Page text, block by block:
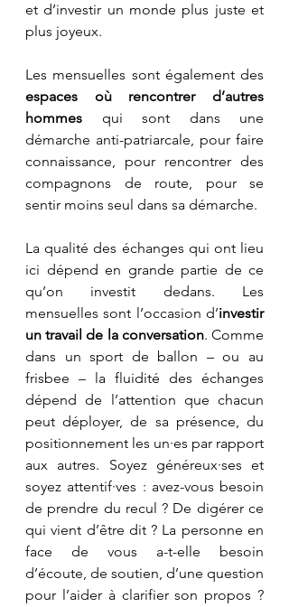
et d’investir un monde plus juste et
plus joyeux.
espaces où rencontrer d’autres
hommes qui sont dans une
démarche anti-patriarcale, pour faire
connaissance, pour rencontrer des
compagnons de route, pour se
sentir moins seul dans sa démarche.
La qualité des échanges qui ont lieu
ici dépend en grande partie de ce
qu’on investit dedans. Les
mensuelles sont l’occasion d’investir
un travail de la conversation. Comme
dans un sport de ballon – ou au
frisbee – la fluidité des échanges
dépend de l’attention que chacun
peut déployer, de sa présence, du
positionnement les un·es par rapport
aux autres. Soyez généreux·ses et
soyez attentif·ves : avez-vous besoin
de prendre du recul ? De digérer ce
qui vient d’être dit ? La personne en
face de vous a-t-elle besoin
d’écoute, de soutien, d’une question
pour l’aider à clarifier son propos ?